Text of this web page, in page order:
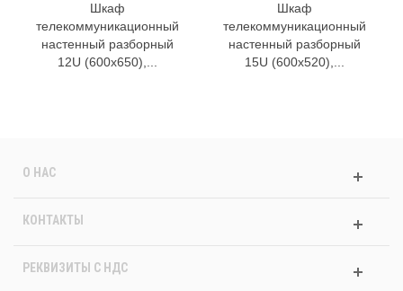
Шкаф
телекоммуникационный
настенный разборный
12U (600х650),...
Шкаф
телекоммуникационный
настенный разборный
15U (600х520),...
О НАС
КОНТАКТЫ
РЕКВИЗИТЫ C НДС